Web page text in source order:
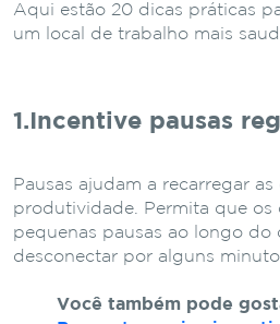
Aqui estão 20 dicas práticas
um local de trabalho mais
1.Incentive pausas
Pausas ajudam a recarregar
produtividade. Permita que os
pequenas pausas ao longo do
desconectar por alguns
Você também pode